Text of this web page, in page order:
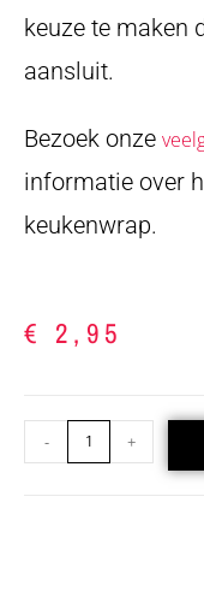
keuze te maken
aansluit.
Bezoek onze
informatie over
keukenwrap.
€ 2,95
- +